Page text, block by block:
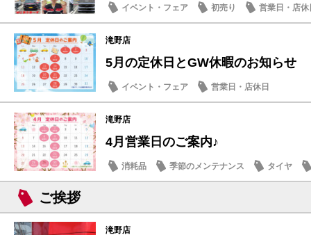
イベント・フェア 初売り 営業日・店休
滝野店
5月の定休日とGW休暇のお知らせ
イベント・フェア 営業日・店休日
滝野店
4月営業日のご案内♪
消耗品 季節のメンテナンス タイヤ
ご挨拶
滝野店